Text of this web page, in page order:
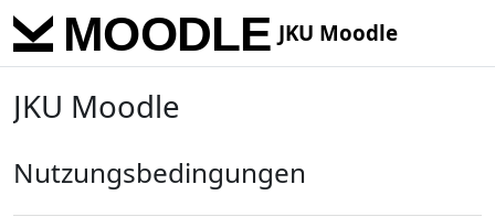
Skip to main content
JKU Moodle
JKU Moodle
Nutzungsbedingungen